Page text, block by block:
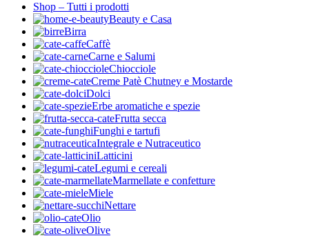
Shop – Tutti i prodotti
Beauty e Casa
Birra
Caffè
Carne e Salumi
Chiocciole
Creme Patè Chutney e Mostarde
Dolci
Erbe aromatiche e spezie
Frutta secca
Funghi e tartufi
Integrale e Nutraceutico
Latticini
Legumi e cereali
Marmellate e confetture
Miele
Nettare
Olio
Olive